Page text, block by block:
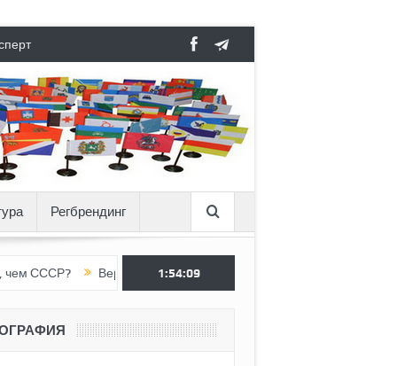
Регбрендинг
Вертикаль под давлением
1:54:09